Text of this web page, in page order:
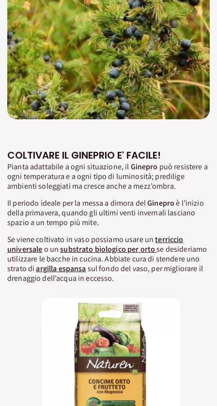
COLTIVARE IL GINEPRIO E' FACILE!
Pianta adattabile a ogni situazione, ilGinepro può resistere a
ogni temperatura e a ogni tipo di luminosità; predilige
ambienti soleggiati ma cresce anche a mezz’ombra.
Il periodo ideale per la messa a dimora delGineproè l’inizio
della primavera, quando gli ultimi venti invernali lasciano
spazio a un tempo più mite.
Se viene coltivato in vaso possiamo usare unterriccio
universaleo unsubstrato biologico per orto se desideriamo
utilizzare le bacche in cucina. Abbiate cura di stendere uno
strato diargilla espansa sul fondo del vaso, per migliorare il
drenaggio dell’acqua in eccesso.